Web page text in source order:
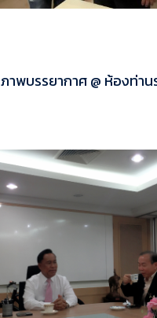
ภาพบรรยากาศ @ ห้องท่า